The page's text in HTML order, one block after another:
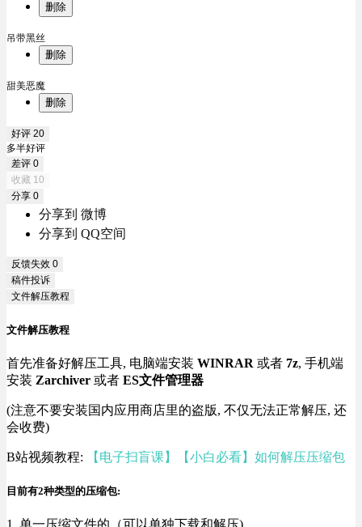
删除
吊带黑丝
删除
甜美恶魔
删除
好评 20
多半好评
差评 0
收藏 10
分享 0
分享到 微博
分享到 QQ空间
反馈失效 0
稿件投诉
文件解压教程
文件解压教程
首先准备好解压工具, 电脑端安装 WINRAR 或者 7z, 手机端
安装 Zarchiver 或者 ES文件管理器
(注意不要安装国内应用商店里的盗版, 不仅无法正常解压, 还
会收费)
B站视频教程: 【电子扫盲课】【小白必看】如何解压压缩包
目前有2种类型的压缩包:
1. 单一压缩文件的（可以单独下载和解压)